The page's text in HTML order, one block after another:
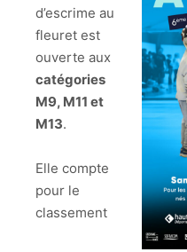
d’escrime au
fleuret est
ouverte aux
catégories
M9, M11 et
M13.
Elle compte
pour le
classement